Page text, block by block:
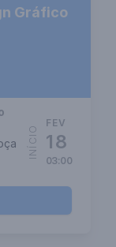
Gráfico
INÍCIO
FEV
18
03:00